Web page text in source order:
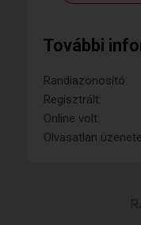
További
Randiazonosító:
Regisztrált:
Online volt:
Olvasatlan